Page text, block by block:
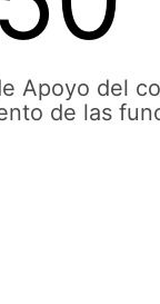
Apoyo del
de las